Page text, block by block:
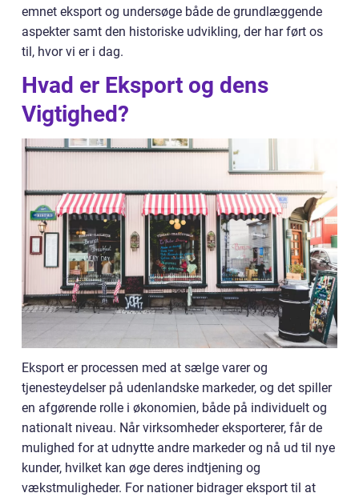
emnet eksport og undersøge både de grundlæggende
aspekter samt den historiske udvikling, der har ført os
til, hvor vi er i dag.
Hvad er Eksport og dens
Vigtighed?
Eksport er processen med at sælge varer og
tjenesteydelser på udenlandske markeder, og det spiller
en afgørende rolle i økonomien, både på individuelt og
nationalt niveau. Når virksomheder eksporterer, får de
mulighed for at udnytte andre markeder og nå ud til nye
kunder, hvilket kan øge deres indtjening og
vækstmuligheder. For nationer bidrager eksport til at